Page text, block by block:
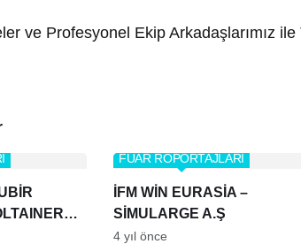
ve Profesyonel Ekip Arkadaşlarımız
İFM WİN EURASİA –
SİMULARGE A.Ş
FUAR RÖPORTAJLARI
4 yıl önce